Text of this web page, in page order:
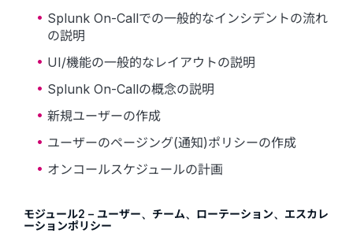
Splunk On-Callでの一般的なインシデントの流れ
の説明
UI/機能の一般的なレイアウトの説明
Splunk On-Callの概念の説明
新規ユーザーの作成
ユーザーのページング(通知)ポリシーの作成
オンコールスケジュールの計画
モジュール2 – ユーザー、チーム、ローテーション、エスカレ
ーションポリシー